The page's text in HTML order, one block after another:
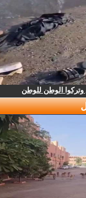
وتركوا الوطن للوطن